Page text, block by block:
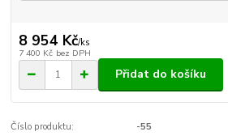
8 954 Kč/ks
7 400 Kč bez DPH
Přidat do košíku
Číslo produktu: -55